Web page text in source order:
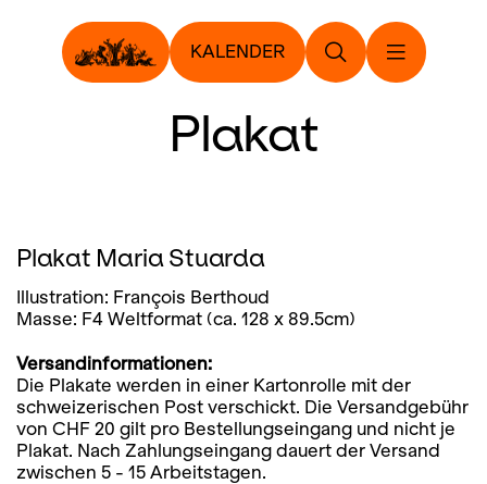
KALENDER
Plakat
Plakat Maria Stuarda
Illustration: François Berthoud
Masse: F4 Weltformat (ca. 128 x 89.5cm)
Versandinformationen:
Die Plakate werden in einer Kartonrolle mit der
schweizerischen Post verschickt. Die Versandgebühr
von CHF 20 gilt pro Bestellungseingang und nicht je
Plakat. Nach Zahlungseingang dauert der Versand
zwischen 5 - 15 Arbeitstagen.